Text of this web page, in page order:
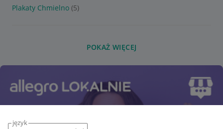
język
Plakaty Chmielno (5)
POKAŻ WIĘCEJ